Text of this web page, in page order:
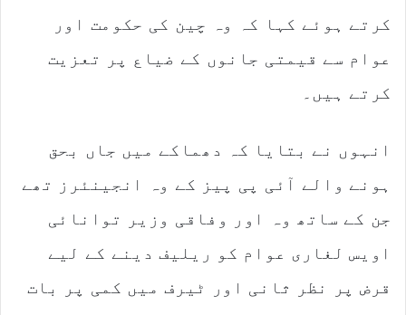
کرتے ہوئے کہا کہ وہ چین کی حکومت اور
عوام سے قیمتی جانوں کے ضیاع پر تعزیت
کرتے ہیں۔
انہوں نے بتایا کہ دھماکے میں جاں بحق
ہونے والے آئی پی پیز کے وہ انجینئرز تھے
جن کے ساتھ وہ اور وفاقی وزیر توانائی
اویس لغاری عوام کو ریلیف دینے کے لیے
قرض پر نظر ثانی اور ٹیرف میں کمی پر بات